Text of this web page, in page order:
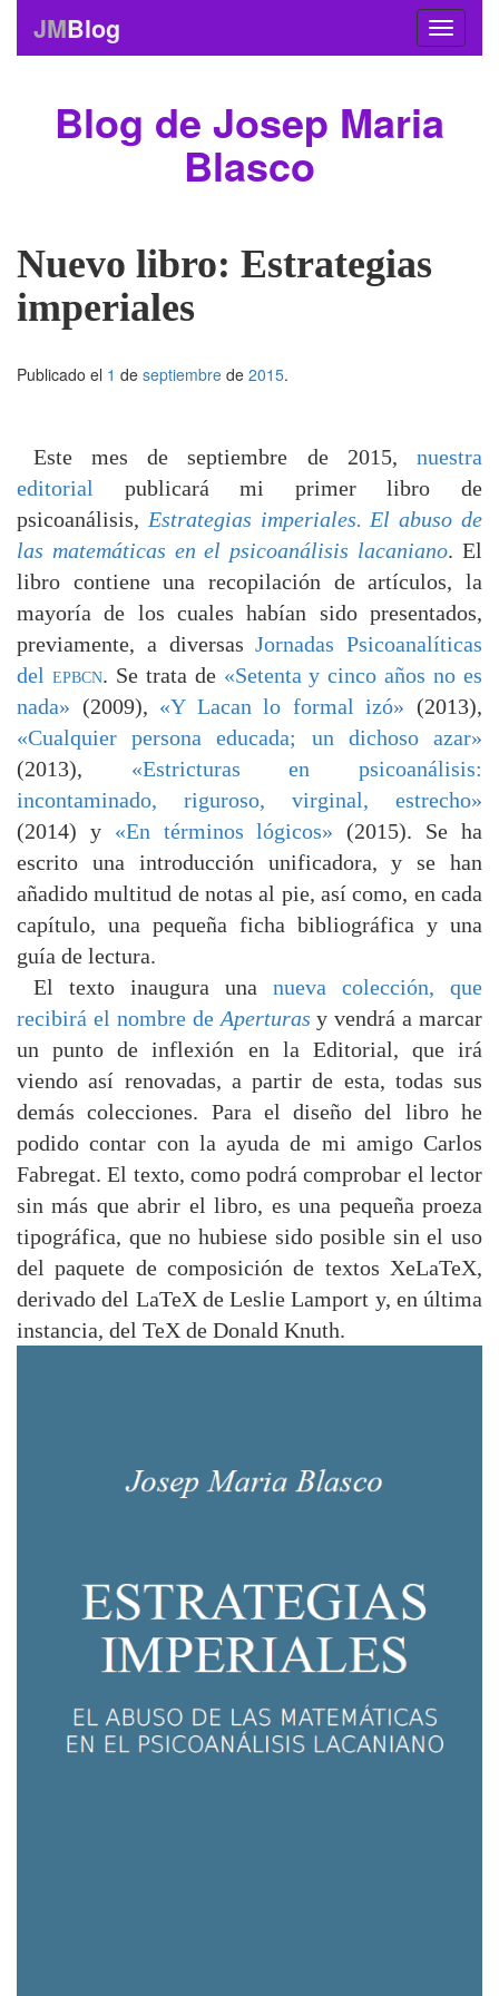
JMBlog
Blog de Josep Maria
Blasco
Nuevo libro: Estrategias
imperiales
Publicado el 1 de septiembre de 2015.
Este mes de septiembre de 2015, nuestra
editorial publicará mi primer libro de
psicoanálisis, Estrategias imperiales. El abuso de
las matemáticas en el psicoanálisis lacaniano. El
libro contiene una recopilación de artículos, la
mayoría de los cuales habían sido presentados,
previamente, a diversasJornadas Psicoanalíticas
del epbcn. Se trata de «Setenta y cinco años no es
nada» (2009), «Y Lacan lo formal izó» (2013),
«Cualquier persona educada; un dichoso azar»
(2013), «Estricturas en psicoanálisis:
incontaminado, riguroso, virginal, estrecho»
(2014) y «En términos lógicos» (2015). Se ha
escrito una introducción unificadora, y se han
añadido multitud de notas al pie, así como, en cada
capítulo, una pequeña ficha bibliográfica y una
guía de lectura.
El texto inaugura una nueva colección, que
recibirá el nombre de Aperturas y vendrá a marcar
un punto de inflexión en la Editorial, que irá
viendo así renovadas, a partir de esta, todas sus
demás colecciones. Para el diseño del libro he
podido contar con la ayuda de mi amigo Carlos
Fabregat. El texto, como podrá comprobar el lector
sin más que abrir el libro, es una pequeña proeza
tipográfica, que no hubiese sido posible sin el uso
del paquete de composición de textos XeLaTeX,
derivado del LaTeX de Leslie Lamport y, en última
instancia, del TeX de Donald Knuth.